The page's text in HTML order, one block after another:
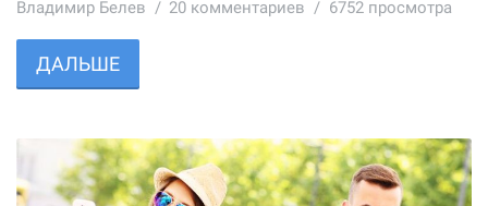
Владимир Белев 20 комментариев 6752 просмотра
ДАЛЬШЕ